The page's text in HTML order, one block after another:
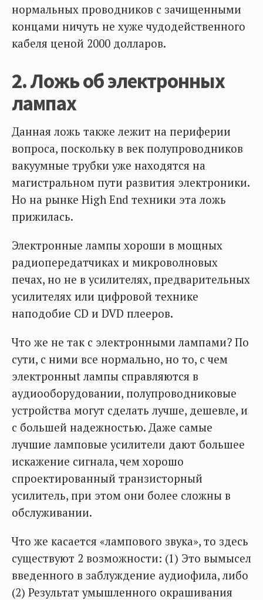
нормальных проводников с зачищенными
концами ничуть не хуже чудодейственного
кабеля ценой 2000 долларов.
2. Ложь об электронных
лампах
Данная ложь также лежит на периферии
вопроса, поскольку в век полупроводников
вакуумные трубки уже находятся на
магистральном пути развития электроники.
Но на рынке High End техники эта ложь
прижилась.
Электронные лампы хороши в мощных
радиопередатчиках и микроволновых
печах, но не в усилителях, предварительных
усилителях или цифровой технике
наподобие CD и DVD плееров.
Что же не так с электронными лампами? По
сути, с ними все нормально, но то, с чем
электронныt лампы справляются в
аудиооборудовании, полупроводниковые
устройства могут сделать лучше, дешевле, и
с большей надежностью. Даже самые
лучшие ламповые усилители дают большее
искажение сигнала, чем хорошо
спроектированный транзисторный
усилитель, при этом они более сложны в
обслуживании.
Что же касается «лампового звука», то здесь
существуют 2 возможности: (1) Это вымысел
введенного в заблуждение аудиофила, либо
(2) Результат умышленного окрашивания